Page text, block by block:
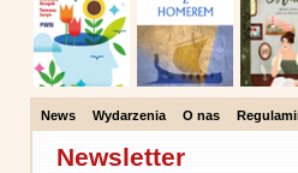
News Wydarzenia O nas
Newsletter